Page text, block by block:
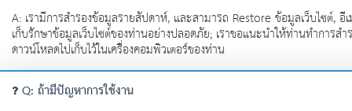
A: เรามีการสำรองข้อมูลรายสัปดาห์, และสามารถ Restore ข้อมูลเว็บไซต์,
เก็บรักษาข้อมูลเว็บไซต์ของท่านอย่างปลอดภัย; เราขอแนะนำให้ท่านทำการ
ดาวน์โหลดไปเก็บไว้ในเครื่องคอมพิวเตอร์ของท่าน
Q: ถ้ามีปัญหาการใช้งาน